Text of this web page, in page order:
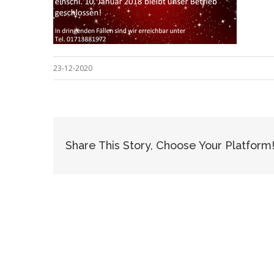
23-12-2020
Share This Story, Choose Your Platform!